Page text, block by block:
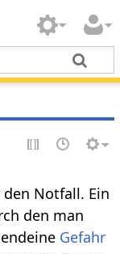
Notfall. Ein
den man
Gefahr